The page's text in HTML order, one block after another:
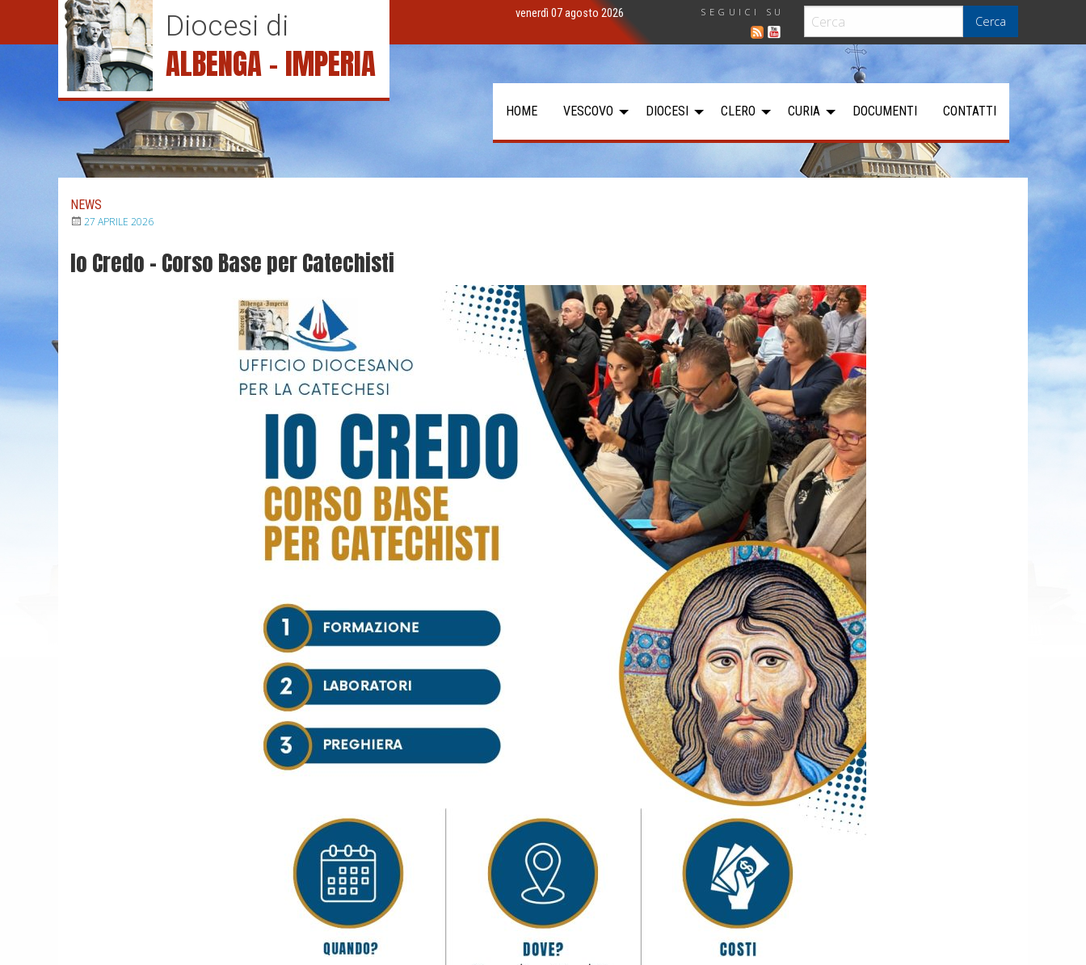
i
c
Cerca
SEGUICI SU
venerdì 07 agosto 2026
Diocesi di
ALBENGA – IMPERIA
HOME VESCOVO DIOCESI CLERO CURIA DOCUMENTI CONTATTI
NEWS
27 APRILE 2026
Io Credo – Corso Base per Catechisti